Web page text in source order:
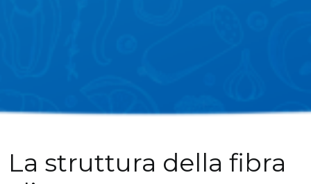
La struttura della fibra